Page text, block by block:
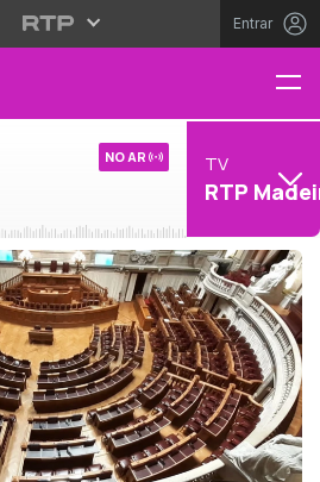
Entrar
NO AR TV
RTP